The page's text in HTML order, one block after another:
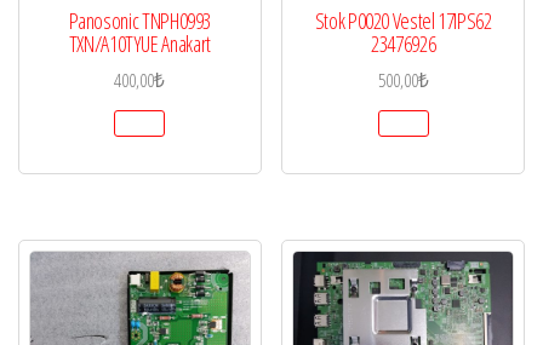
Panosonic TNPH0993
TXN/A10TYUE Anakart
400,00₺
Stok P0020 Vestel 17IPS62
23476926
500,00₺